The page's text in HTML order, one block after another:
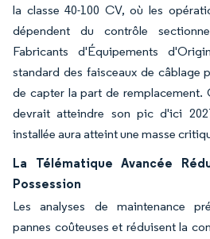
la classe 40-100 CV, où les
dépendent du contrôle
Fabricants d'Équipements
standard des faisceaux de câblage
de capter la part de remplacement.
devrait atteindre son pic d'ici
installée aura atteint une masse
La Télématique Avancée
Possession
Les analyses de maintenance
pannes coûteuses et réduisent la